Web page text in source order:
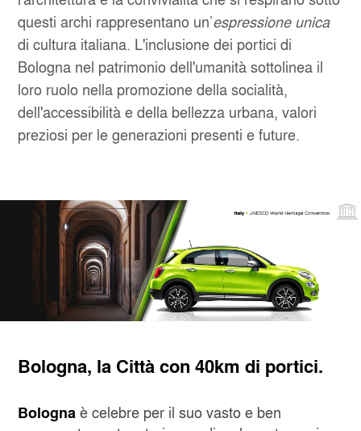
questi archi rappresentano un’espressione unica
di cultura italiana. L'inclusione dei portici di
Bologna nel patrimonio dell'umanità sottolinea il
loro ruolo nella promozione della socialità,
dell'accessibilità e della bellezza urbana, valori
preziosi per le generazioni presenti e future.
Bologna, la Città con 40km di portici.
Bolognaè celebre per il suo vasto e ben